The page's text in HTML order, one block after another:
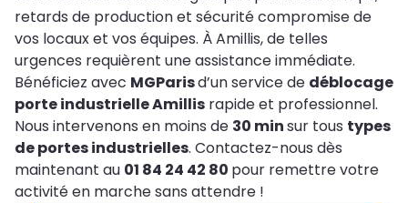
retards de production et sécurité compromise de
vos locaux et vos équipes. À Amillis, de telles
urgences requièrent une assistance immédiate.
Bénéficiez avec MGParisd’un service de déblocage
porte industrielle Amillis rapide et professionnel.
Nous intervenons en moins de 30 minsur tous types
de portes industrielles. Contactez-nous dès
maintenant au 01 84 24 42 80 pour remettre votre
activité en marche sans attendre !